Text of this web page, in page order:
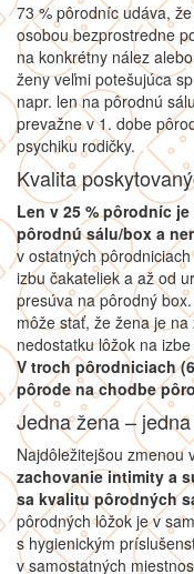
73 % pôrodníc udáva,
osobou bezprostredne
na konkrétny nález
ženy veľmi potešujúca
napr. len na pôrodnú
prevažne v 1. dobe
psychiku rodičky.
Kvalita
Len v 25 % pôrodníc
pôrodnú sálu/box a
v ostatných
izbu čakateliek a až od
presúva na pôrodný
môže stať, že žena je
nedostatku lôžok na
V troch pôrodniciach
pôrode na chodbe
Jedna žena –
Najdôležitejšou
zachovanie intimity a
sa kvalitu pôrodných
pôrodných lôžok je v
s hygienickým
v samostatných